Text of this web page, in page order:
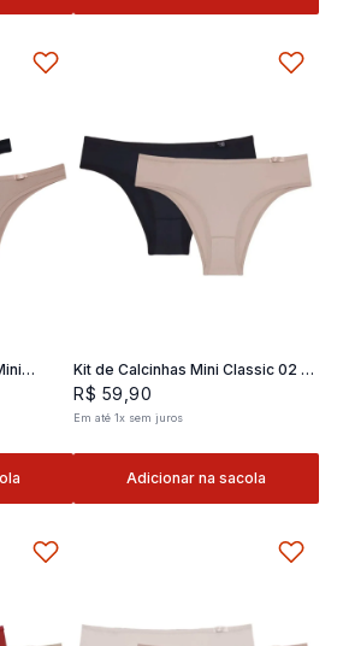
Kit de Calcinhas Mini Classic 02 -
2 und
R$ 59 ,90
Em até 1x sem juros
Adicionar na sacola